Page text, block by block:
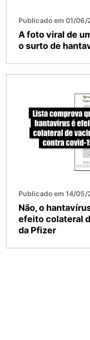
Publicado em 01/06/
A foto viral de
o surto de
Publicado em 14/05/
Não, o
efeito colateral
da Pfizer